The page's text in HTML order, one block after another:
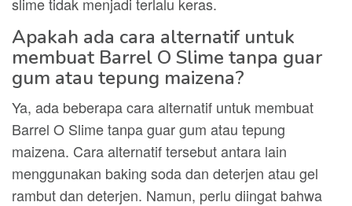
Apakah ada cara alternatif untuk
membuat Barrel O Slime tanpa guar
gum atau tepung maizena?
Ya, ada beberapa cara alternatif untuk membuat
Barrel O Slime tanpa guar gum atau tepung
maizena. Cara alternatif tersebut antara lain
menggunakan baking soda dan deterjen atau gel
rambut dan deterjen. Namun, perlu diingat bahwa